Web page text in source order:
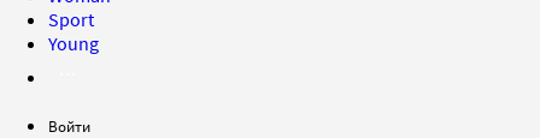
Sport
Young
Войти